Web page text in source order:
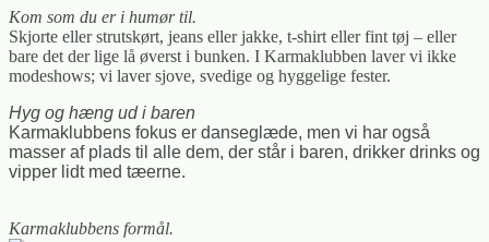
Kom som du er i humør til.
Skjorte eller strutskørt, jeans eller jakke, t-shirt eller fint tøj – eller
bare det der lige lå øverst i bunken. I Karmaklubben laver vi ikke
modeshows; vi laver sjove, svedige og hyggelige fester.
Hyg og hæng ud i baren
Karmaklubbens fokus er danseglæde, men vi har også
masser af plads til alle dem, der står i baren, drikker drinks og
vipper lidt med tæerne.
Karmaklubbens formål.